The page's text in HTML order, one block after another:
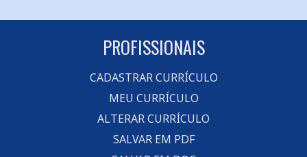
PROFISSIONAIS
CADASTRAR CURRÍCULO
MEU CURRÍCULO
ALTERAR CURRÍCULO
SALVAR EM PDF